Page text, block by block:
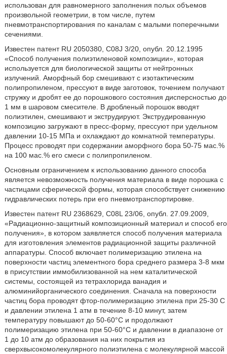
использован для равномерного заполнения полых объемов
произвольной геометрии, в том числе, путем
пневмотранспортирования по каналам с малыми поперечными
сечениями.
Известен патент RU 2050380, C08J 3/20, опубл. 20.12.1995
«Способ получения полиэтиленовой композиции», которая
используется для биологической защиты от нейтронных
излучений. Аморфный бор смешивают с изотактическим
полипропиленом, прессуют в виде заготовок, точением получают
стружку и дробят ее до порошкового состояния дисперсностью до
1 мм в шаровом смесителе. В дробленый порошок вводят
полиэтилен, смешивают и экструдируют. Экструдированную
композицию загружают в пресс-форму, прессуют при удельном
давлении 10-15 МПа и охлаждают до комнатной температуры.
Процесс проводят при содержании аморфного бора 50-75 мас.%
на 100 мас.% его смеси с полипропиленом.
Основным ограничением к использованию данного способа
является невозможность получения материала в виде порошка с
частицами сферической формы, которая способствует снижению
гидравлических потерь при его пневмотранспортировке.
Известен патент RU 2368629, C08L 23/06, опубл. 27.09.2009,
«Радиационно-защитный композиционный материал и способ его
получения», в котором заявляется способ получения материала
для изготовления элементов радиационной защиты различной
аппаратуры. Способ включает полимеризацию этилена на
поверхности частиц элементного бора среднего размера 3-8 мкм
в присутствии иммобилизованной на нем каталитической
системы, состоящей из тетрахлорида ванадия и
алюминийорганического соединения. Сначала на поверхности
частиц бора проводят фтор-полимеризацию этилена при 25-30 С
и давлении этилена 1 атм в течение 8-10 минут, затем
температуру повышают до 50-60°С и продолжают
полимеризацию этилена при 50-60°С и давлении в диапазоне от
1 до 10 атм до образования на них покрытия из
сверхвысокомолекулярного полиэтилена с молекулярной массой